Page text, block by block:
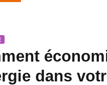
dans